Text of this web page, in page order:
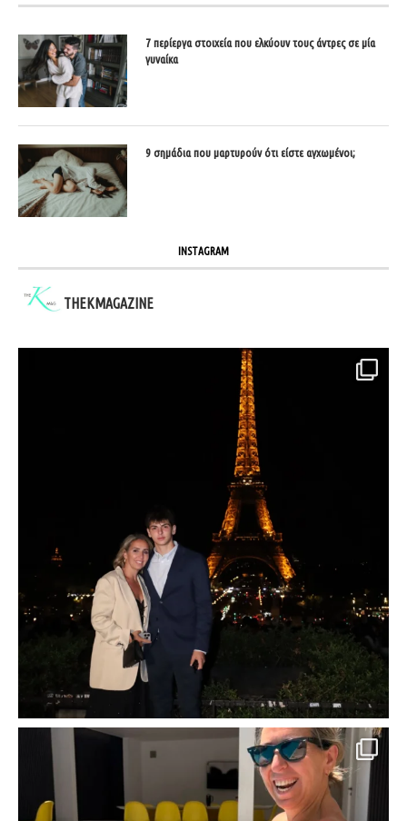
7 περίεργα στοιχεία που ελκύουν τους άντρες σε μία
γυναίκα
9 σημάδια που μαρτυρούν ότι είστε αγχωμένοι;
INSTAGRAM
THEKMAGAZINE